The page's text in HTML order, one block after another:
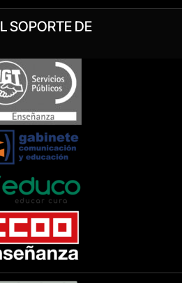
SOPORTE DE